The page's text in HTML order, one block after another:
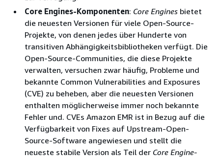
Core Engines-Komponenten: Core Engines bietet
die neuesten Versionen für viele Open-Source-
Projekte, von denen jedes über Hunderte von
transitiven Abhängigkeitsbibliotheken verfügt. Die
Open-Source-Communities, die diese Projekte
verwalten, versuchen zwar häufig, Probleme und
bekannte Common Vulnerabilities and Exposures
(CVE) zu beheben, aber die neuesten Versionen
enthalten möglicherweise immer noch bekannte
Fehler und. CVEs Amazon EMR ist in Bezug auf die
Verfügbarkeit von Fixes auf Upstream-Open-
Source-Software angewiesen und stellt die
neueste stabile Version als Teil der Core Engine-